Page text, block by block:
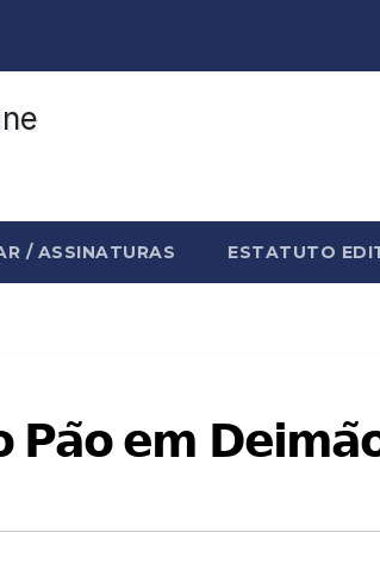
/ ASSINATURAS ESTATUTO
𝗣𝗮̃𝗼 𝗲𝗺